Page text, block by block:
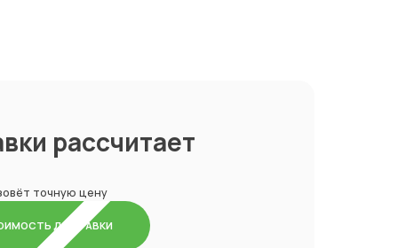
рассчитает
точную цену
ДОСТАВКИ